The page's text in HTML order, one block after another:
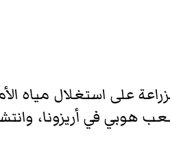
على استغلال مياه
هوبي في أريزونا،